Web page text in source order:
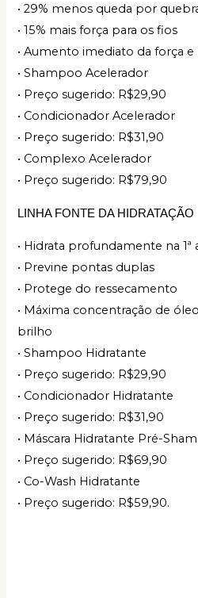
• 29% menos queda por
• 15% mais força para os fios
• Aumento imediato da força e
• Shampoo Acelerador
• Preço sugerido: R$29,90
• Condicionador Acelerador
• Preço sugerido: R$31,90
• Complexo Acelerador
• Preço sugerido: R$79,90
LINHA FONTE DA HIDRATAÇÃO
• Hidrata profundamente na 1ª
• Previne pontas duplas
• Protege do ressecamento
• Máxima concentração de
brilho
• Shampoo Hidratante
• Preço sugerido: R$29,90
• Condicionador Hidratante
• Preço sugerido: R$31,90
• Máscara Hidratante Pré-
• Preço sugerido: R$69,90
• Co-Wash Hidratante
• Preço sugerido: R$59,90.